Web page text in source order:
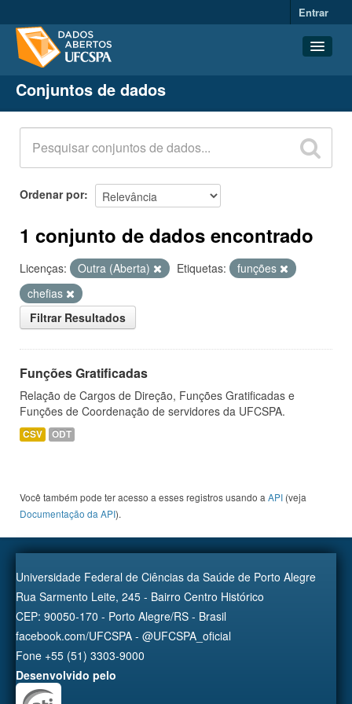
Entrar
Conjuntos de dados
Organizações
Grupos
Sobre
Conjuntos de dados
Ordenar por
1 conjunto de dados encontrado
Licenças: Outra (Aberta) Etiquetas:
funções
chefias
Filtrar Resultados
Funções Gratificadas
Relação de Cargos de Direção, Funções Gratificadas e
Funções de Coordenação de servidores da UFCSPA.
CSV ODT
Você também pode ter acesso a esses registros usando a API (veja
Documentação da API).
Universidade Federal de Ciências da Saúde de Porto Alegre
Rua Sarmento Leite, 245 - Bairro Centro Histórico
CEP: 90050-170 - Porto Alegre/RS - Brasil
facebook.com/UFCSPA - @UFCSPA_oficial
Fone +55 (51) 3303-9000
Desenvolvido pelo